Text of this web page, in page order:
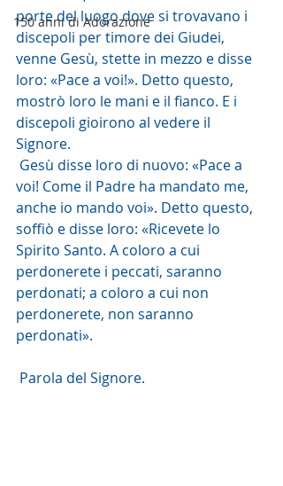
150 anni di Adorazione
porte del luogo dove si trovavano i
discepoli per timore dei Giudei,
venne Gesù, stette in mezzo e disse
loro: «Pace a voi!». Detto questo,
mostrò loro le mani e il fianco. E i
discepoli gioirono al vedere il
Signore.
Gesù disse loro di nuovo: «Pace a
voi! Come il Padre ha mandato me,
anche io mando voi». Detto questo,
soffiò e disse loro: «Ricevete lo
Spirito Santo. A coloro a cui
perdonerete i peccati, saranno
perdonati; a coloro a cui non
perdonerete, non saranno
perdonati».
Parola del Signore.